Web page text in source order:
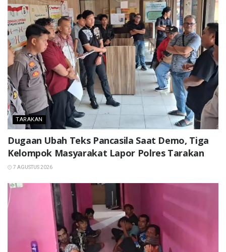
TARAKAN
Dugaan Ubah Teks Pancasila Saat Demo, Tiga
Kelompok Masyarakat Lapor Polres Tarakan
7 AGUSTUS 2026